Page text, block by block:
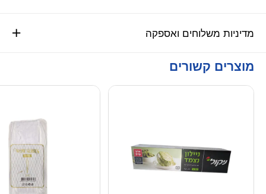
מדיניות משלוחים ואספקה
מוצרים קשורים